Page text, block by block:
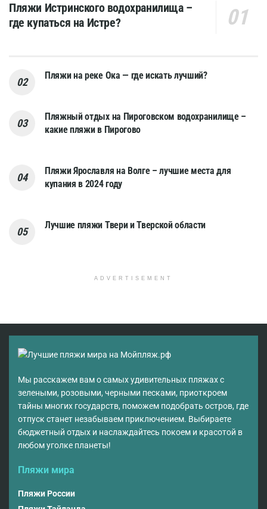
Пляжи Истринского водохранилища –
где купаться на Истре?
Пляжи на реке Ока — где искать лучший?
Пляжный отдых на Пироговском водохранилище –
какие пляжи в Пирогово
Пляжи Ярославля на Волге – лучшие места для
купания в 2024 году
Лучшие пляжи Твери и Тверской области
ADVERTISEMENT
Мы расскажем вам о самых удивительных пляжах с
зелеными, розовыми, черными песками, приоткроем
тайны многих государств, поможем подобрать остров, где
отпуск станет незабываем приключением. Выбираете
бюджетный отдых и наслаждайтесь покоем и красотой в
любом уголке планеты!
Пляжи мира
Пляжи России